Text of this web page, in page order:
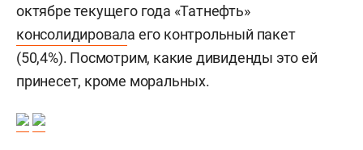
октябре текущего года «Татнефть»
консолидировала его контрольный пакет
(50,4%). Посмотрим, какие дивиденды это ей
принесет, кроме моральных.